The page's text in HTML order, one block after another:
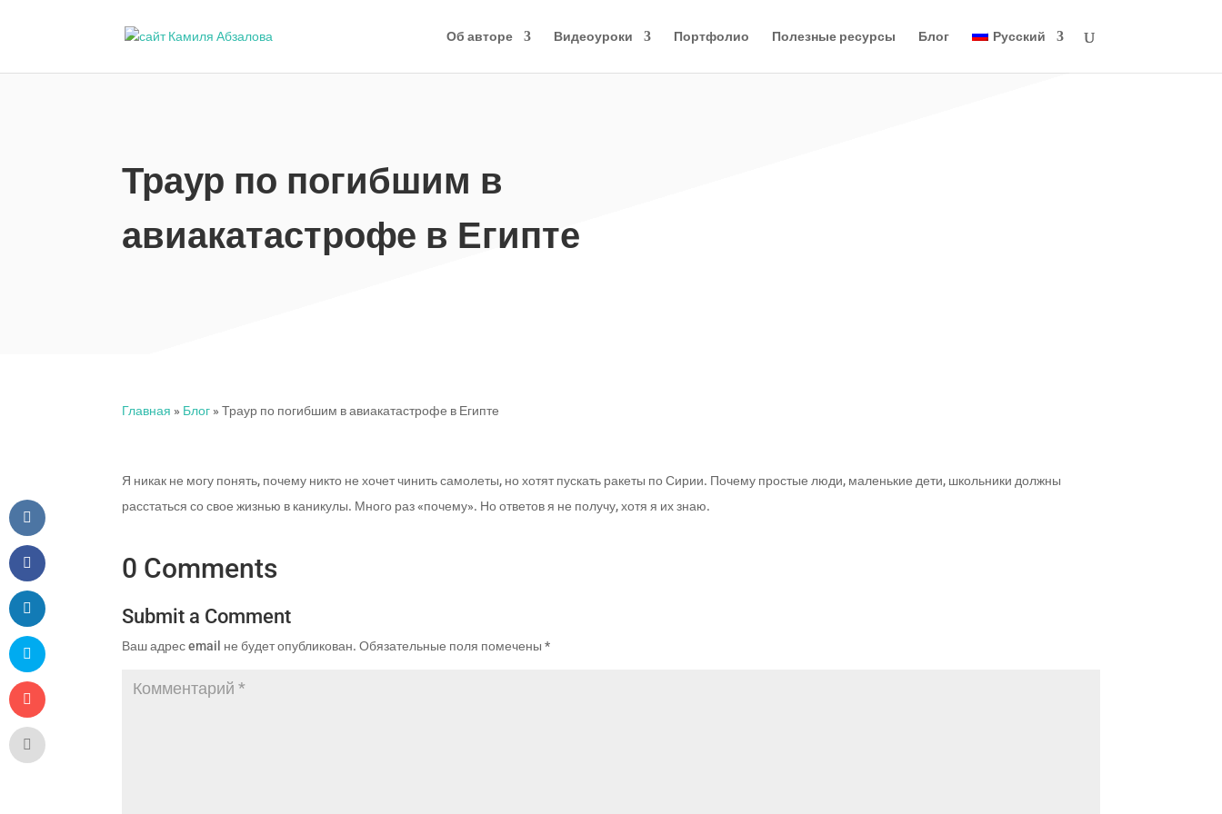
Об авторе Видеоуроки Портфолио Полезные ресурсы Блог Русский
Траур по погибшим в
авиакатастрофе в Египте
Главная » Блог »Траур по погибшим в авиакатастрофе в Египте
Я никак не могу понять, почему никто не хочет чинить самолеты, но хотят пускать ракеты по Сирии. Почему простые люди, маленькие дети, школьники должны
расстаться со свое жизнью в каникулы. Много раз «почему». Но ответов я не получу, хотя я их знаю.
0 Comments
Submit a Comment
Ваш адрес email не будет опубликован. Обязательные поля помечены*